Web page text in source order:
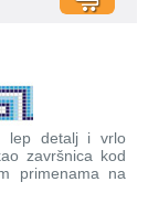
lep detalj i vrlo
završnica kod
primenama na